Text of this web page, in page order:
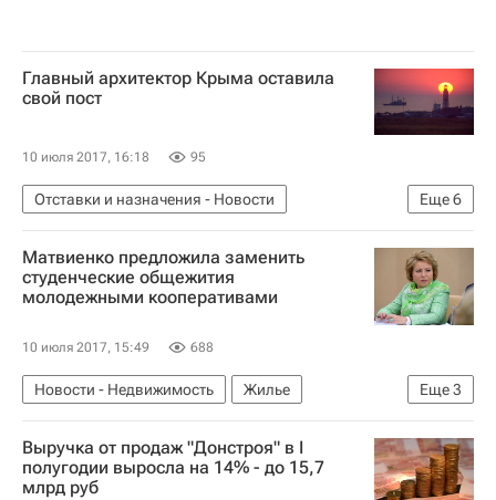
Главный архитектор Крыма оставила
свой пост
10 июля 2017, 16:18 95
Еще6
Отставки и назначения - Новости
Новости - Недвижимость
Архитекторы
Отставка
Республика Крым
Чиновники
Россия
Матвиенко предложила заменить
студенческие общежития
молодежными кооперативами
10 июля 2017, 15:49 688
Еще3
Новости - Недвижимость
Жилье
Общежития
Валентина Матвиенко Россия
Выручка от продаж "Донстроя" в I
полугодии выросла на 14% - до 15,7
млрд руб